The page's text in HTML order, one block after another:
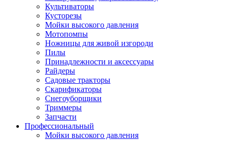
Культиваторы
Кусторезы
Мойки высокого давления
Мотопомпы
Ножницы для живой изгороди
Пилы
Принадлежности и аксессуары
Райдеры
Садовые тракторы
Скарификаторы
Снегоуборщики
Триммеры
Запчасти
Профессиональный
Мойки высокого давления